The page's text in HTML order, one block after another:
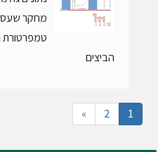
מחקר
טמפרטורת
הביצים
1
2
»